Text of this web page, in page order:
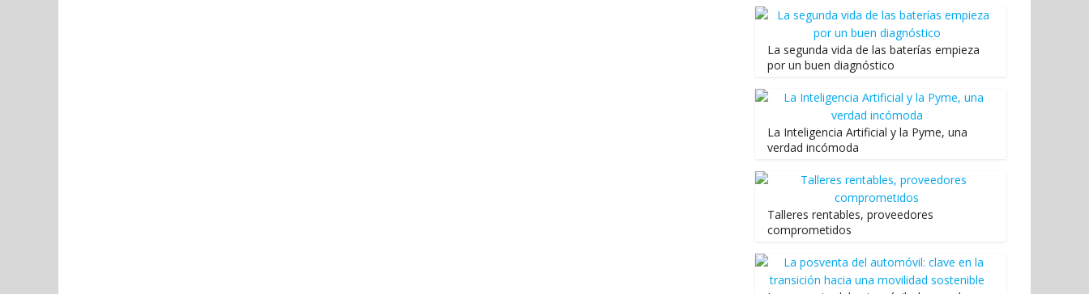
La segunda vida de las baterías empieza
por un buen diagnóstico
La Inteligencia Artificial y la Pyme, una
verdad incómoda
Talleres rentables, proveedores
comprometidos